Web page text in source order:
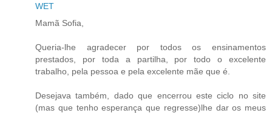
WET
Mamã Sofia,
Queria-lhe agradecer por todos os ensinamentos
prestados, por toda a partilha, por todo o excelente
trabalho, pela pessoa e pela excelente mãe que é.
Desejava também, dado que encerrou este ciclo no site
(mas que tenho esperança que regresse)lhe dar os meus